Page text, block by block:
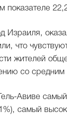
показателе
Израиля,
что
жителей
со средним
Авиве
самый